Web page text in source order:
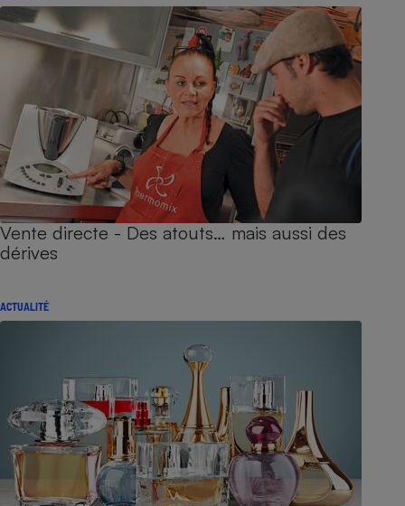
Vente directe - Des atouts… mais aussi des
dérives
ACTUALITÉ